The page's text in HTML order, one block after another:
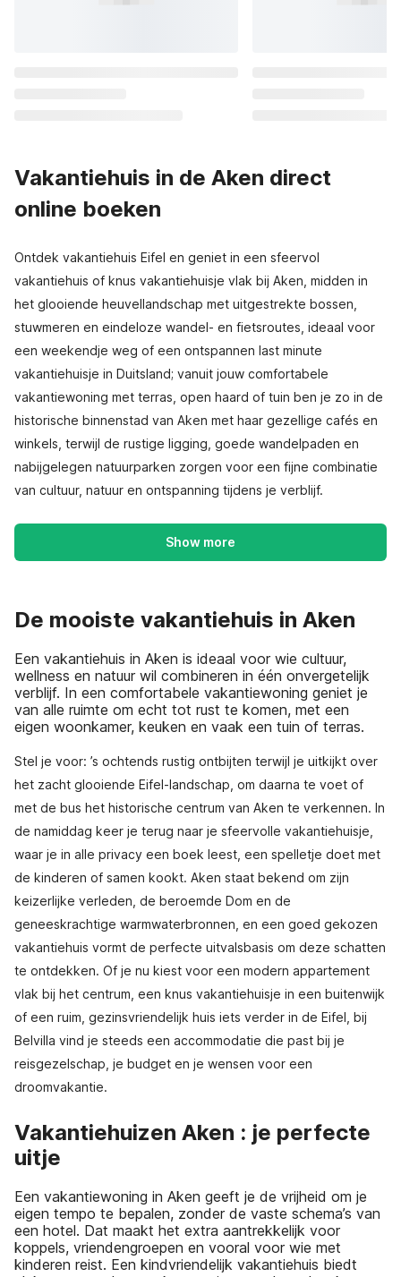
Vakantiehuis in de Aken direct
online boeken
Ontdek vakantiehuis Eifel en geniet in een sfeervol
vakantiehuis of knus vakantiehuisje vlak bij Aken, midden in
het glooiende heuvellandschap met uitgestrekte bossen,
stuwmeren en eindeloze wandel- en fietsroutes, ideaal voor
een weekendje weg of een ontspannen last minute
vakantiehuisje in Duitsland; vanuit jouw comfortabele
vakantiewoning met terras, open haard of tuin ben je zo in de
historische binnenstad van Aken met haar gezellige cafés en
winkels, terwijl de rustige ligging, goede wandelpaden en
nabijgelegen natuurparken zorgen voor een fijne combinatie
van cultuur, natuur en ontspanning tijdens je verblijf.
Show more
De mooiste vakantiehuis in Aken
Een vakantiehuis in Aken is ideaal voor wie cultuur,
wellness en natuur wil combineren in één onvergetelijk
verblijf. In een comfortabele vakantiewoning geniet je
van alle ruimte om echt tot rust te komen, met een
eigen woonkamer, keuken en vaak een tuin of terras.
Stel je voor: ’s ochtends rustig ontbijten terwijl je uitkijkt over
het zacht glooiende Eifel-landschap, om daarna te voet of
met de bus het historische centrum van Aken te verkennen. In
de namiddag keer je terug naar je sfeervolle vakantiehuisje,
waar je in alle privacy een boek leest, een spelletje doet met
de kinderen of samen kookt. Aken staat bekend om zijn
keizerlijke verleden, de beroemde Dom en de
geneeskrachtige warmwaterbronnen, en een goed gekozen
vakantiehuis vormt de perfecte uitvalsbasis om deze schatten
te ontdekken. Of je nu kiest voor een modern appartement
vlak bij het centrum, een knus vakantiehuisje in een buitenwijk
of een ruim, gezinsvriendelijk huis iets verder in de Eifel, bij
Belvilla vind je steeds een accommodatie die past bij je
reisgezelschap, je budget en je wensen voor een
droomvakantie.
Vakantiehuizen Aken : je perfecte
uitje
Een vakantiewoning in Aken geeft je de vrijheid om je
eigen tempo te bepalen, zonder de vaste schema’s van
een hotel. Dat maakt het extra aantrekkelijk voor
koppels, vriendengroepen en vooral voor wie met
kinderen reist. Een kindvriendelijk vakantiehuis biedt